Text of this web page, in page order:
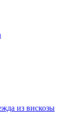
из вискозы